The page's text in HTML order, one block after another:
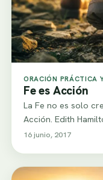
ORACIÓN PRÁCTICA
Fe es Acción
La Fe no es solo
Acción. Edith
16 junio, 2017